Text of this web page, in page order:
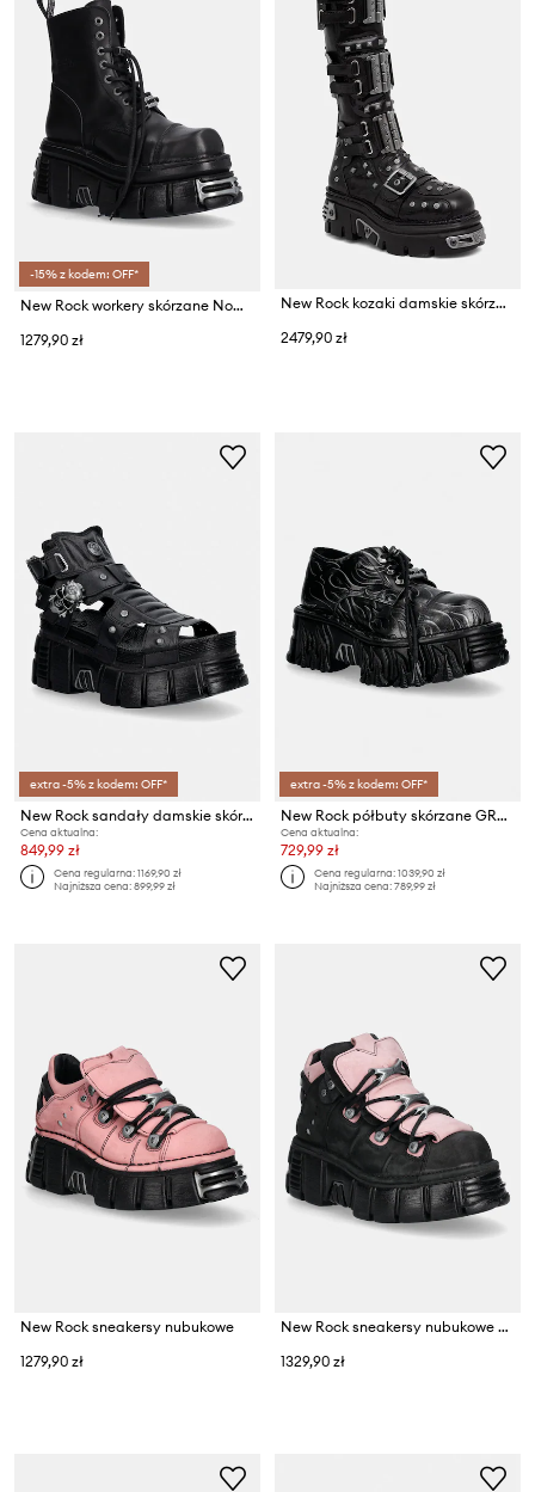
-15% z kodem: OFF*
New Rock workery skórzane Nomada Negro + Tower Negro Acero E14
1279,90 zł
New Rock kozaki damskie skórzane NEGRO CHAROL NEGRO REACTOR E14
2479,90 zł
extra -5% z kodem: OFF*
New Rock sandały damskie skórzane LUXOR NEGRO,TOWER NEGRO + LATERAL + ENT.
Cena aktualna:
849,99 zł
Cena regularna:1169,90 zł
Najniższa cena:899,99 zł
extra -5% z kodem: OFF*
New Rock półbuty skórzane GRABADO FUEGO PULIK ACERO CRUST NEGRO
Cena aktualna:
729,99 zł
Cena regularna:1039,90 zł
Najniższa cena:789,99 zł
New Rock sneakersy nubukowe
1279,90 zł
New Rock sneakersy nubukowe Nobuck Negro + Nobuck Rosa + Tower Negro Lateral
1329,90 zł